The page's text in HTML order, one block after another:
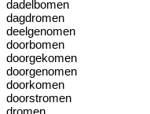
dadelbomen
dagdromen
deelgenomen
doorbomen
doorgekomen
doorgenomen
doorkomen
doorstromen
dromen